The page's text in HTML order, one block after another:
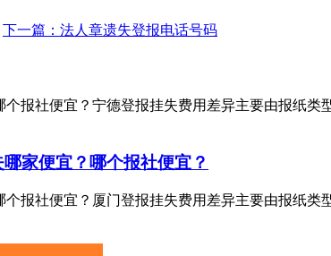
下一篇：法人章遗失登报电话号码
报社便宜？宁德登报挂失费用差异主要由报纸
家便宜？哪个报社便宜？
个报社便宜？厦门登报挂失费用差异主要由报纸